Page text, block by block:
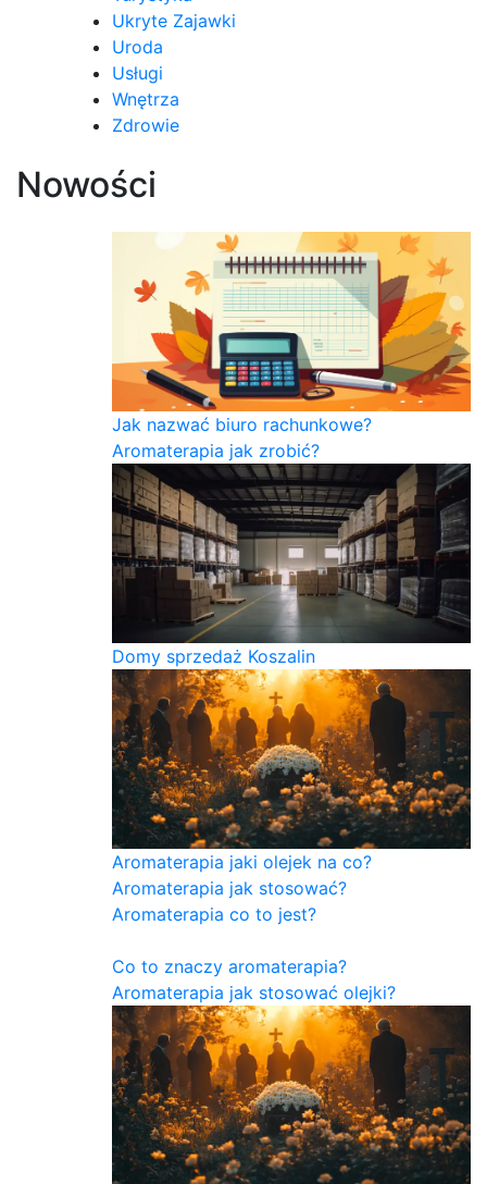
Ukryte Zajawki
Uroda
Usługi
Wnętrza
Zdrowie
Nowości
Jak nazwać biuro rachunkowe?
Aromaterapia jak zrobić?
Domy sprzedaż Koszalin
Aromaterapia jaki olejek na co?
Aromaterapia jak stosować?
Aromaterapia co to jest?
Co to znaczy aromaterapia?
Aromaterapia jak stosować olejki?